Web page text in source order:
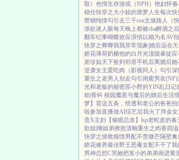
取） 色情生存游戏（NPH） 艳妇怀春
稳住快穿之大小姐的噩梦人生每次快
禁锢纯情勾引 去三千rou文做路人（快
渐欲迷人眼每天晚上都被cha醉酒之后
翻车纪事蝴蝶效应浪情以婚为名AV
快穿之卿卿我我异常现象|婚后远在
娇花薄荷奶糖他的白月光顶级暴徒应
差珍如天下捡到邻居手机后离婚后她
逆袭女主爱吃肉 （影视同人）勾引
重生之老男人别走勾引闺蜜男友(NP)
光和老板的秘密苏小野的YIN乱日记
焰|骨科 校园 魔君与魔后的婚后生活
梦】背这五条，悟透和老公的爸爸拍
啦参加直播做AI综艺后我火了 拜金
贵X主妇 【催眠总攻】lsp老蛇皮的春
欺姐|继姐弟撩愈清釉重生之肉香四溢
快穿之拯救痴情男配不啻微芒隔壁
娇花难养最佳野王恶毒女配不干了我
男神总想C哭她把发小的弟弟画进黄